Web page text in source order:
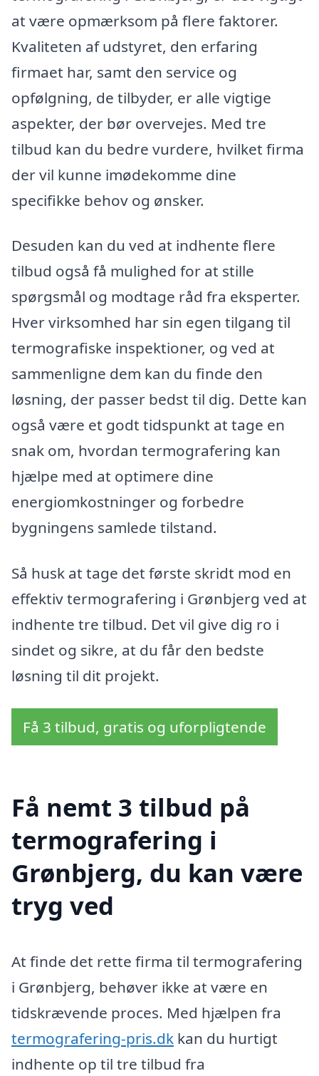
at være opmærksom på flere faktorer.
Kvaliteten af udstyret, den erfaring
firmaet har, samt den service og
opfølgning, de tilbyder, er alle vigtige
aspekter, der bør overvejes. Med tre
tilbud kan du bedre vurdere, hvilket firma
der vil kunne imødekomme dine
specifikke behov og ønsker.
Desuden kan du ved at indhente flere
tilbud også få mulighed for at stille
spørgsmål og modtage råd fra eksperter.
Hver virksomhed har sin egen tilgang til
termografiske inspektioner, og ved at
sammenligne dem kan du finde den
løsning, der passer bedst til dig. Dette kan
også være et godt tidspunkt at tage en
snak om, hvordan termografering kan
hjælpe med at optimere dine
energiomkostninger og forbedre
bygningens samlede tilstand.
Så husk at tage det første skridt mod en
effektiv termografering i Grønbjerg ved at
indhente tre tilbud. Det vil give dig ro i
sindet og sikre, at du får den bedste
løsning til dit projekt.
Få 3 tilbud, gratis og uforpligtende
Få nemt 3 tilbud på
termografering i
Grønbjerg, du kan være
tryg ved
At finde det rette firma til termografering
i Grønbjerg, behøver ikke at være en
tidskrævende proces. Med hjælpen fra
termografering-pris.dk kan du hurtigt
indhente op til tre tilbud fra